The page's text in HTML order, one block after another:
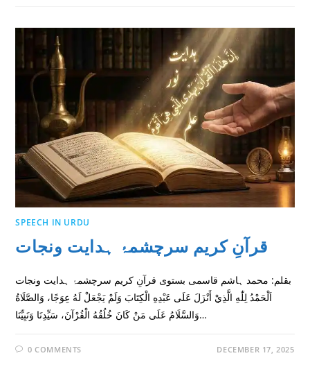
SPEECH IN URDU
قرآنِ کریم سرچشمۂ ہدایت ونجات
بقلم: محمد ہاشم قاسمى بستوى قرآنِ کریم سرچشمۂ ہدایت ونجات
اَلْحَمْدُ لِلّٰهِ الَّذِيْ أَنْزَلَ عَلَى عَبْدِهِ الْكِتَابَ وَلَمْ يَجْعَلْ لَهُ عِوَجًا، وَالصَّلَاةُ
وَالسَّلَامُ عَلَى مَنْ كَانَ خُلُقُهُ الْقُرْآنَ، سَيِّدِنَا وَنَبِيِّنَا…
0 COMMENTS DECEMBER 17, 2025